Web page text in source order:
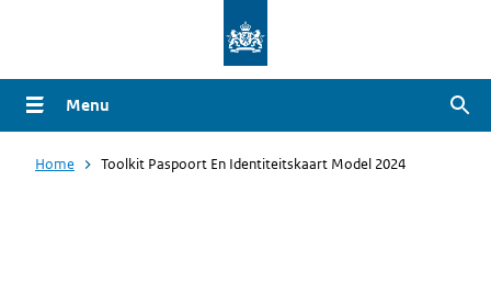
naar
de
gaan
Menu
Home Toolkit Paspoort En Identiteitskaart Model 2024